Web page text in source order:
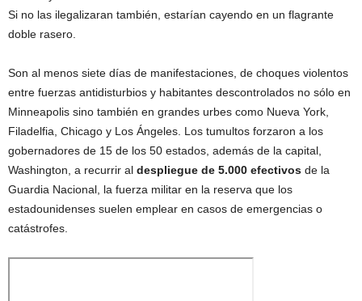
Si no las ilegalizaran también, estarían cayendo en un flagrante
doble rasero.
Son al menos siete días de manifestaciones, de choques violentos
entre fuerzas antidisturbios y habitantes descontrolados no sólo en
Minneapolis sino también en grandes urbes como Nueva York,
Filadelfia, Chicago y Los Ángeles. Los tumultos forzaron a los
gobernadores de 15 de los 50 estados, además de la capital,
Washington, a recurrir al despliegue de 5.000 efectivos de la
Guardia Nacional, la fuerza militar en la reserva que los
estadounidenses suelen emplear en casos de emergencias o
catástrofes.